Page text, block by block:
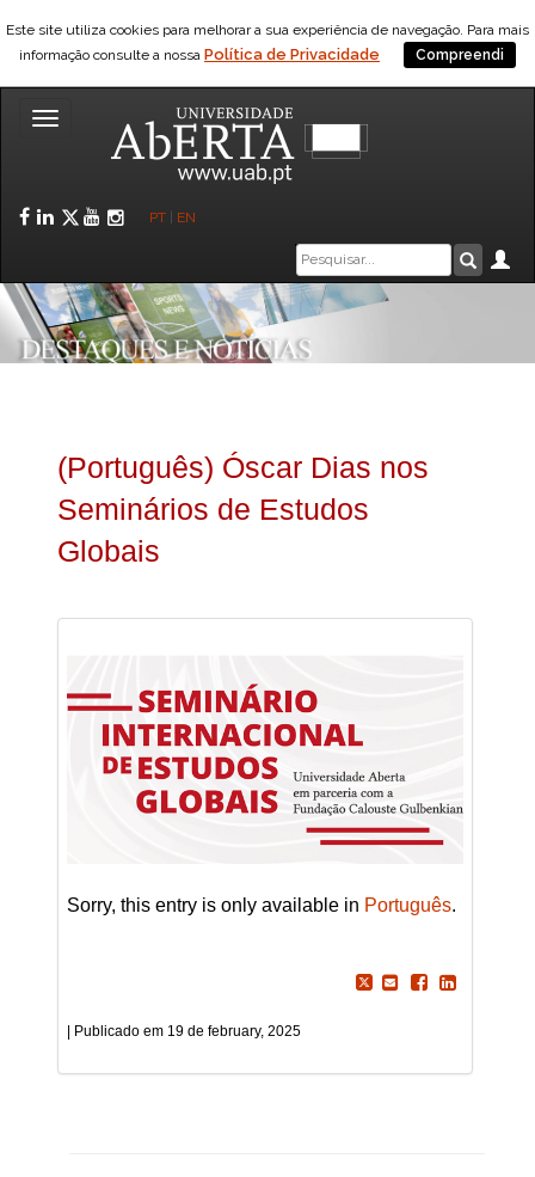
Este site utiliza cookies para melhorar a sua experiência de navegação. Para mais
informação consulte a nossa Política de Privacidade Compreendi
Toggle
Facebook
LinkedIn
Twitter
YouTube
Instagram
PT EN
Caixa
de
pesquisa
(Português) Óscar Dias nos
Seminários de Estudos
Globais
Sorry, this entry is only available in Português.
19 de february, 2025